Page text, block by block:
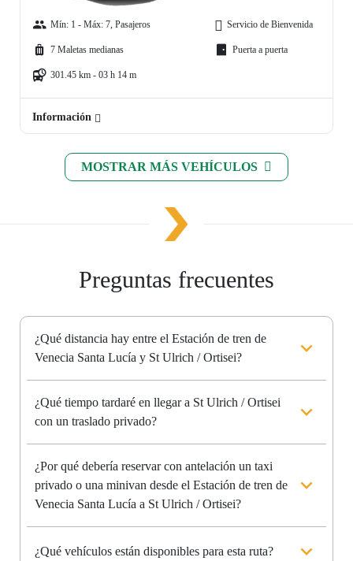
Mín: 1 - Máx: 7, Pasajeros
7 Maletas medianas
301.45 km - 03 h 14 m
Servicio de Bienvenida
Puerta a puerta
Información
MOSTRAR MÁS VEHÍCULOS
Preguntas frecuentes
¿Qué distancia hay entre el Estación de tren de
Venecia Santa Lucía y St Ulrich / Ortisei?
¿Qué tiempo tardaré en llegar a St Ulrich / Ortisei
con un traslado privado?
¿Por qué debería reservar con antelación un taxi
privado o una minivan desde el Estación de tren de
Venecia Santa Lucía a St Ulrich / Ortisei?
¿Qué vehículos están disponibles para esta ruta?